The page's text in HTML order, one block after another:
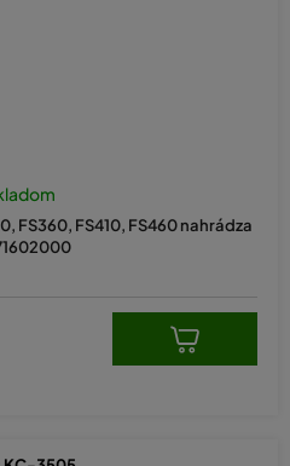
FS360, FS410, FS460 nahrádza